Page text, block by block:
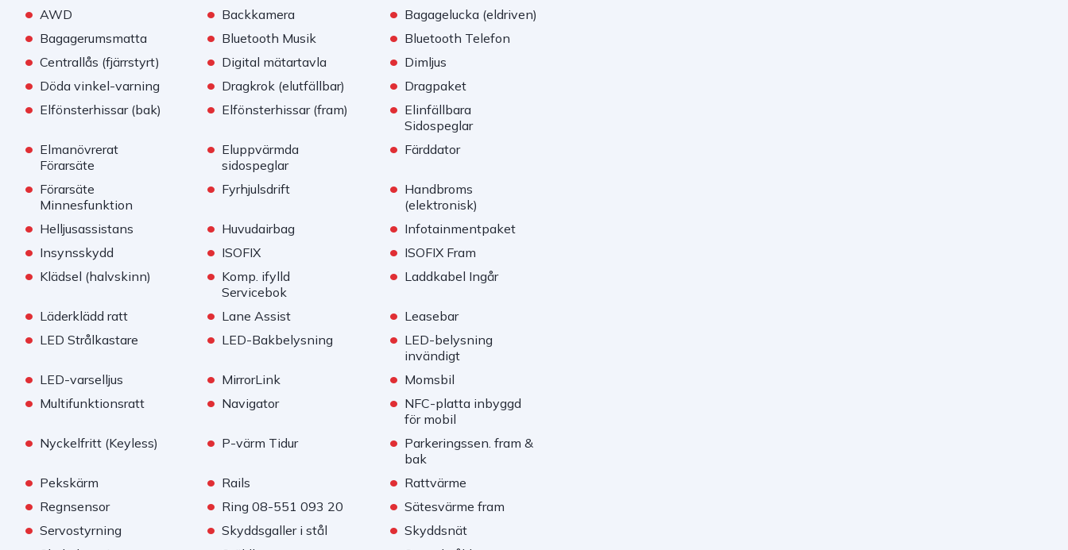
• AWD • Backkamera • Bagagelucka (eldriven)
• Bagagerumsmatta • Bluetooth Musik • Bluetooth Telefon
• Centrallås (fjärrstyrt) • Digital mätartavla • Dimljus
• Döda vinkel-varning • Dragkrok (elutfällbar) • Dragpaket
• Elfönsterhissar (bak) • Elfönsterhissar (fram) • Elinfällbara
Sidospeglar
• Elmanövrerat
Förarsäte
• Eluppvärmda
sidospeglar
• Färddator
• Förarsäte
Minnesfunktion
• Fyrhjulsdrift • Handbroms
(elektronisk)
• Helljusassistans • Huvudairbag • Infotainmentpaket
• Insynsskydd • ISOFIX • ISOFIX Fram
• Klädsel (halvskinn) • Komp. ifylld
Servicebok
• Laddkabel Ingår
• Läderklädd ratt • Lane Assist • Leasebar
• LED Strålkastare • LED-Bakbelysning • LED-belysning
invändigt
• LED-varselljus • MirrorLink • Momsbil
• Multifunktionsratt • Navigator • NFC-platta inbyggd
för mobil
• Nyckelfritt (Keyless) • P-värm Tidur • Parkeringssen. fram &
bak
• Pekskärm • Rails • Rattvärme
• Regnsensor • Ring 08-551 093 20 • Sätesvärme fram
• Servostyrning • Skyddsgaller i stål • Skyddsnät